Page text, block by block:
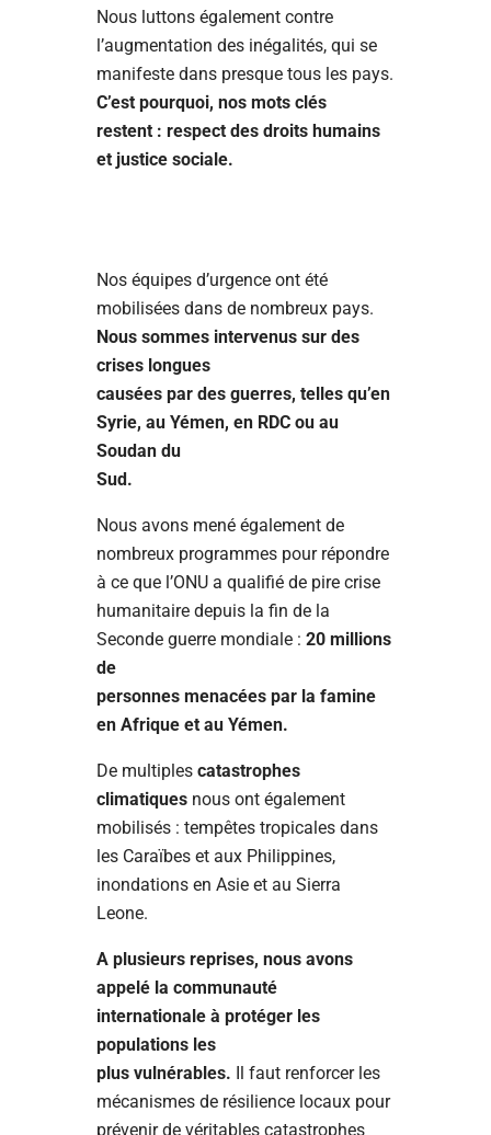
Nous luttons également contre
l’augmentation des inégalités, qui se
manifeste dans presque tous les pays.
C’est pourquoi, nos mots clés
restent : respect des droits humains
et justice sociale.
Nos équipes d’urgence ont été
mobilisées dans de nombreux pays.
Nous sommes intervenus sur des
crises longues
causées par des guerres, telles qu’en
Syrie, au Yémen, en RDC ou au
Soudan du
Sud.
Nous avons mené également de
nombreux programmes pour répondre
à ce que l’ONU a qualifié de pire crise
humanitaire depuis la fin de la
Seconde guerre mondiale : 20 millions
de
personnes menacées par la famine
en Afrique et au Yémen.
De multiples catastrophes
climatiques nous ont également
mobilisés : tempêtes tropicales dans
les Caraïbes et aux Philippines,
inondations en Asie et au Sierra
Leone.
A plusieurs reprises, nous avons
appelé la communauté
internationale à protéger les
populations les
plus vulnérables. Il faut renforcer les
mécanismes de résilience locaux pour
prévenir de véritables catastrophes